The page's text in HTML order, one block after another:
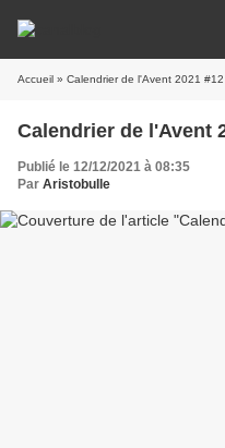
Accueil » Calendrier de l'Avent 2021 #12
Calendrier de l'Avent
Publié le 12/12/2021 à 08:35
Par Aristobulle